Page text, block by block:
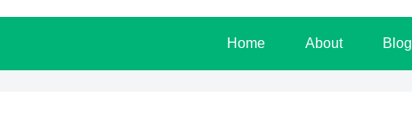
Home About Blog